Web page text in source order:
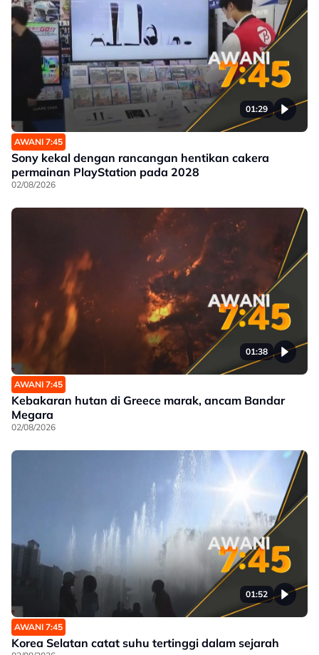
01:29
AWANI 7:45
Sony kekal dengan rancangan hentikan cakera
permainan PlayStation pada 2028
02/08/2026
01:38
AWANI 7:45
Kebakaran hutan di Greece marak, ancam Bandar
Megara
02/08/2026
01:52
AWANI 7:45
Korea Selatan catat suhu tertinggi dalam sejarah